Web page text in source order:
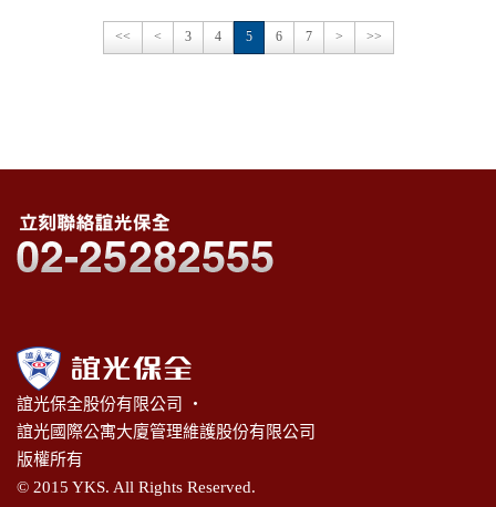
<< < 3 4 5 6 7 > >>
誼光保全股份有限公司 ‧
誼光國際公寓大廈管理維護股份有限公司
版權所有
© 2015 YKS. All Rights Reserved.